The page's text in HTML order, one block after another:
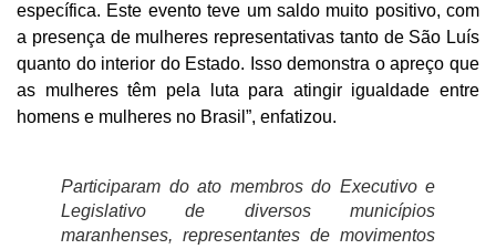
específica. Este evento teve um saldo muito positivo, com
a presença de mulheres representativas tanto de São Luís
quanto do interior do Estado. Isso demonstra o apreço que
as mulheres têm pela luta para atingir igualdade entre
homens e mulheres no Brasil”, enfatizou.
Participaram do ato membros do Executivo e
Legislativo de diversos municípios
maranhenses, representantes de movimentos